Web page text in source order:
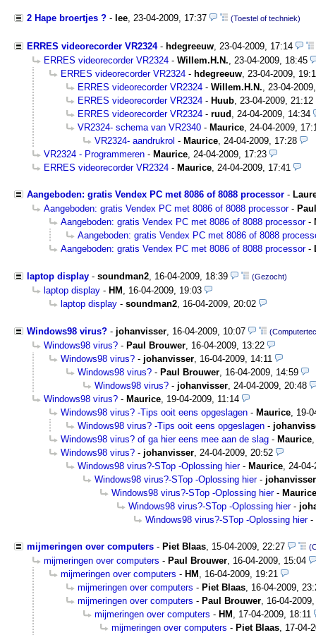
2 Hape broertjes ? - lee 23-04-2009, 17:37 (Toestel of techniek)
ERRES videorecorder VR2324- hdegreeuw 23-04-2009, 17:14
ERRES videorecorder VR2324 - Willem.H.N.
23-04-2009, 18:45
ERRES videorecorder VR2324 - hdegreeuw 23-04-2009,
ERRES videorecorder VR2324 - Willem.H.N.
23-04-
ERRES videorecorder VR2324 - Huub 23-04-2009, 21:12
ERRES videorecorder VR2324 - ruud
24-04-2009, 14:34
VR2324- schema van VR2340 - Maurice 24-04-2009,
VR2324- aandrukrol - Maurice 24-04-2009, 17:28
VR2324 - Programmeren - Maurice 24-04-2009, 17:23
ERRES videorecorder VR2324 - Maurice 24-04-2009, 17:41
Aangeboden: gratis Vendex PC met 8086 of 8088 processor -
Aangeboden: gratis Vendex PC met 8086 of 8088 processor-
Aangeboden: gratis Vendex PC met 8086 of 8088 processor-
Aangeboden: gratis Vendex PC met 8086 of 8088
Aangeboden: gratis Vendex PC met 8086 of 8088 processor-
laptop display - soundman2 16-04-2009, 18:39 (Gezocht)
laptop display - HM
16-04-2009, 19:03
laptop display - soundman2 16-04-2009, 20:02
Windows98 virus? - johanvisser 16-04-2009, 10:07
Windows98 virus? - Paul Brouwer 16-04-2009, 13:22
Windows98 virus? - johanvisser 16-04-2009, 14:11
Windows98 virus? - Paul Brouwer 16-04-2009, 14:59
Windows98 virus? - johanvisser 24-04-2009, 20:48
Windows98 virus? - Maurice 19-04-2009, 11:14
Windows98 virus? -Tips ooit eens opgeslagen - Maurice 19-
Windows98 virus? -Tips ooit eens opgeslagen -
Windows98 virus? of ga hier eens mee aan de slag - Maurice
Windows98 virus? - johanvisser 24-04-2009, 20:52
Windows98 virus?-STop -Oplossing hier- Maurice 24-
Windows98 virus?-STop -Oplossing hier- johanvisser
Windows98 virus?-STop -Oplossing hier- Maurice
Windows98 virus?-STop -Oplossing hier-
Windows98 virus?-STop -Oplossing hier-
mijmeringen over computers - Piet Blaas, 15-04-2009, 22:27
mijmeringen over computers - Paul Brouwer, 16-04-2009, 15:04
mijmeringen over computers - HM , 16-04-2009, 19:21
mijmeringen over computers - Piet Blaas, 16-04-2009,
mijmeringen over computers - Paul Brouwer, 16-04-
mijmeringen over computers - HM , 17-04-2009, 18:11
mijmeringen over computers - Piet Blaas, 17-04-